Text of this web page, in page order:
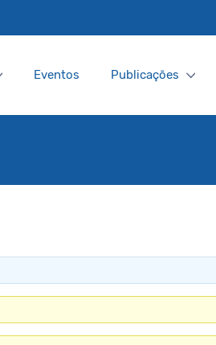
Eventos Publicações